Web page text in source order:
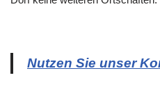
Nutzen Sie unser